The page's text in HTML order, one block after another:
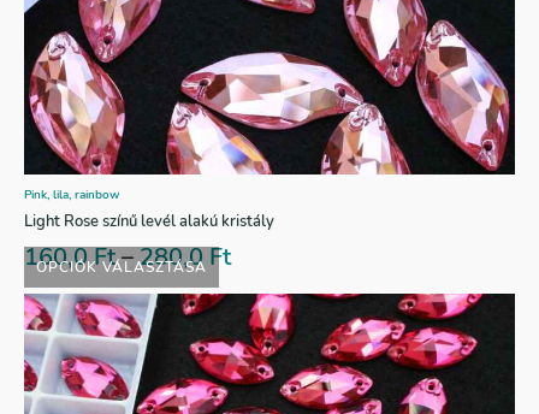
OPCIÓK VÁLASZTÁSA
Pink, lila, rainbow
Light Rose színű levél alakú kristály
160,0Ft–280,0Ft